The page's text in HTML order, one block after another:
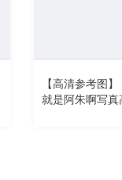
【高清参考图
就是阿朱啊写